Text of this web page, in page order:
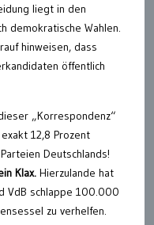
liegt in den
demokratische Wahlen.
hinweisen, dass
öffentlich
„Korrespondenz“
12,8 Prozent
Deutschlands!
Klax. Hierzulande hat
VdB schlappe 100.000
zu verhelfen.